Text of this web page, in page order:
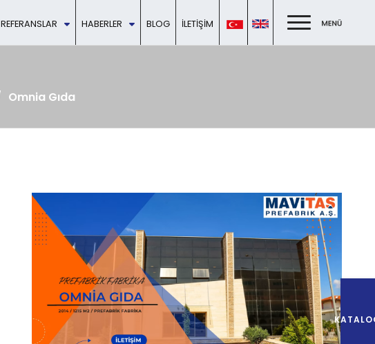
REFERANSLAR HABERLER BLOG İLETIŞIM
Omnia Gıda